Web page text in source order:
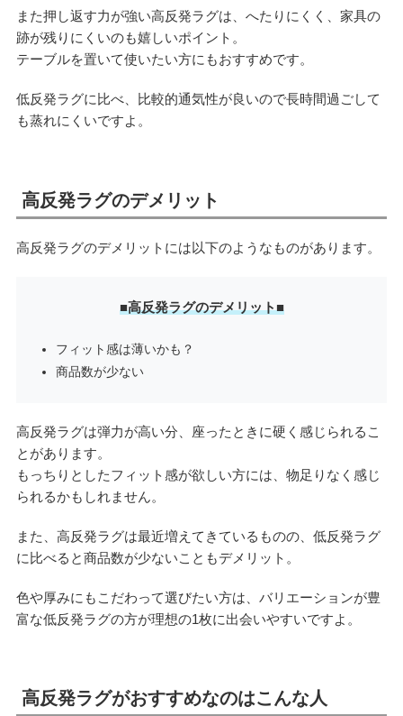
また押し返す力が強い高反発ラグは、へたりにくく、家具の
跡が残りにくいのも嬉しいポイント。
テーブルを置いて使いたい方にもおすすめです。
低反発ラグに比べ、比較的通気性が良いので長時間過ごして
も蒸れにくいですよ。
高反発ラグのデメリット
高反発ラグのデメリットには以下のようなものがあります。
■高反発ラグのデメリット■
フィット感は薄いかも？
商品数が少ない
高反発ラグは弾力が高い分、座ったときに硬く感じられるこ
とがあります。
もっちりとしたフィット感が欲しい方には、物足りなく感じ
られるかもしれません。
また、高反発ラグは最近増えてきているものの、低反発ラグ
に比べると商品数が少ないこともデメリット。
色や厚みにもこだわって選びたい方は、バリエーションが豊
富な低反発ラグの方が理想の1枚に出会いやすいですよ。
高反発ラグがおすすめなのはこんな人